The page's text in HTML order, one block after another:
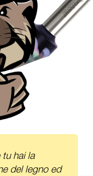
tu hai la
del legno ed